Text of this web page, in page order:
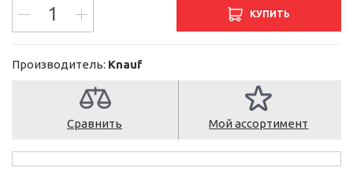
КУПИТЬ
Производитель: Knauf
Сравнить Мой ассортимент